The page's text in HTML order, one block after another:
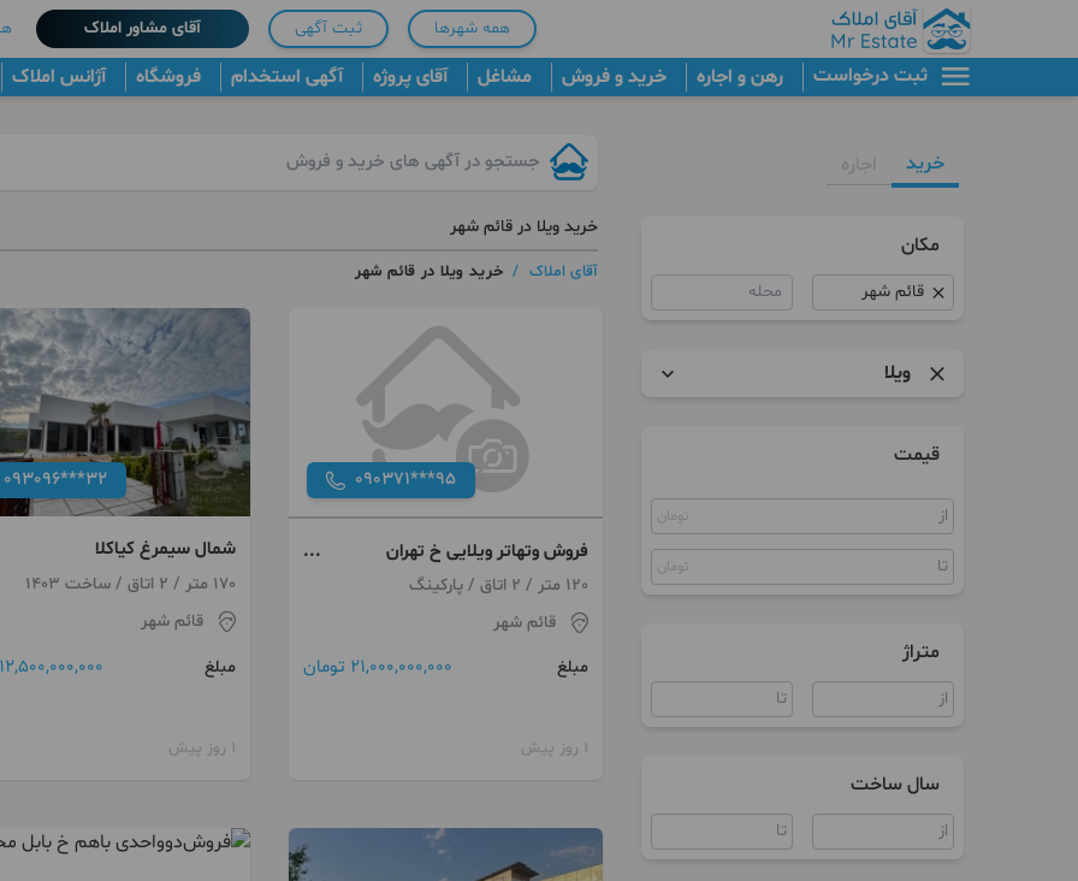
همه شهرها ثبت آگهی آقای مشاور املاک
ثبت درخواست رهن و اجاره خرید و فروش مشاغل آقای پروژه آگهی استخدام فروشگاه آژانس املاک
خرید اجاره
مکان
محله
ویلا
پنت هاوس
کلنگی
مستغلات
ویلا
سند اداری
سوله
قیمت
تومان
تومان
متراژ
سال ساخت
خرید ویلا در قائم شهر
آقای املاک / خرید ویلا در قائم شهر
090371***95
فروش وتهاتر ویلایی خ تهران
بااپارتمان
120 متر / 2 اتاق / پارکینگ
قائم شهر
مبلغ
21,000,000,000 تومان
1 روز پیش
093096***32
شمال سیمرغ کیاکلا
170 متر / 2 اتاق / ساخت 1403
قائم شهر
مبلغ
12,500,000,000 تومان
1 روز پیش